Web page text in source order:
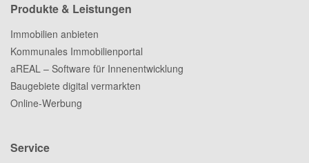
Produkte & Leistungen
Immobilien anbieten
Kommunales Immobilienportal
aREAL – Software für Innenentwicklung
Baugebiete digital vermarkten
Online-Werbung
Service